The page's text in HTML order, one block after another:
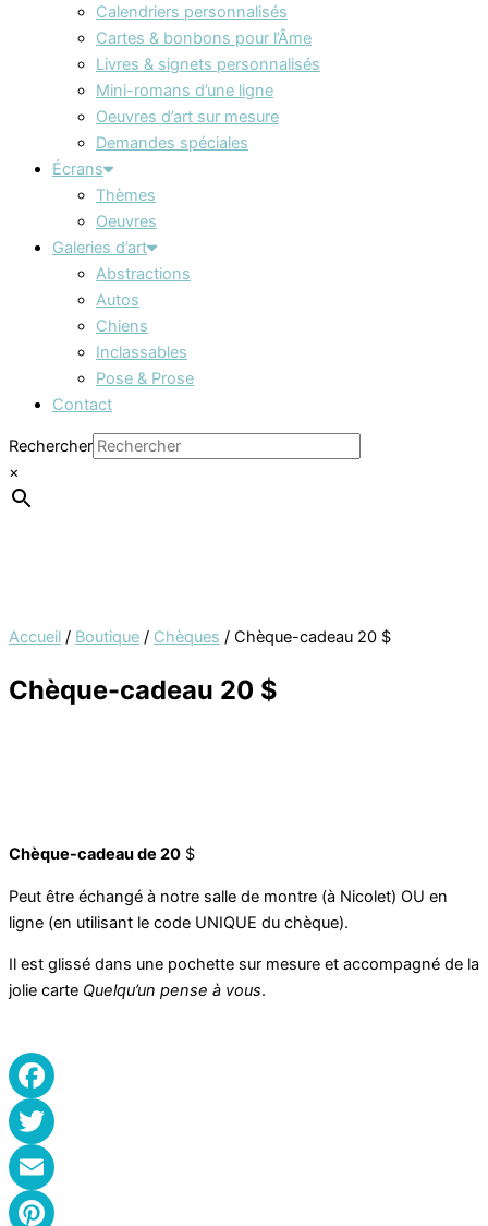
Calendriers personnalisés
Cartes & bonbons pour l’Âme
Livres & signets personnalisés
Mini-romans d’une ligne
Oeuvres d’art sur mesure
Demandes spéciales
Écrans
Thèmes
Oeuvres
Galeries d’art
Abstractions
Autos
Chiens
Inclassables
Pose & Prose
Contact
Rechercher
×
Accueil / Boutique / Chèques / Chèque-cadeau 20 $
Chèque-cadeau 20 $
Chèque-cadeau de 20 $
Peut être échangé à notre salle de montre (à Nicolet) OU en
ligne (en utilisant le code UNIQUE du chèque).
Il est glissé dans une pochette sur mesure et accompagné de la
jolie carte Quelqu’un pense à vous.
Facebook
Twitter
Email